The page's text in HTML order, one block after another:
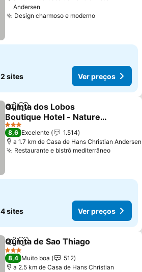
Andersen
Design charmoso e modernoVer preços
2 sites Ver preços
PartilharAdicionar aos favoritos
Quinta dos Lobos
Boutique Hotel - Nature
Experience
Ver preços
3 Estrelas
8,6 Excelente
1.514
a 1.7 km de Casa de Hans Christian Andersen
Restaurante e bistrô mediterrâneoVer
4 sites Ver preços
PartilharAdicionar aos favoritos
Quinta de Sao Thiago
3 Estrelas
8,4 Muito boa
512
a 2.5 km de Casa de Hans Christian